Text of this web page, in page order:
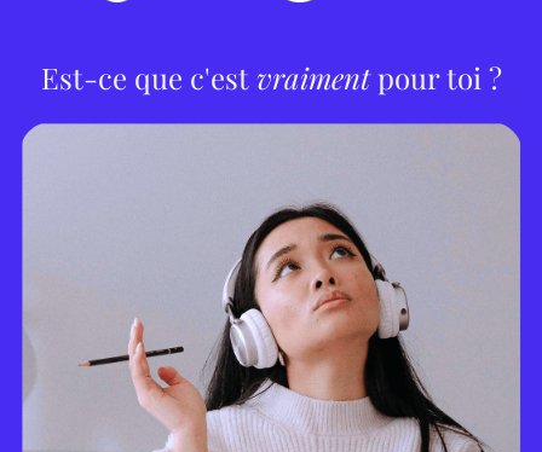
Est-ce que c'estvraimentpour toi ?